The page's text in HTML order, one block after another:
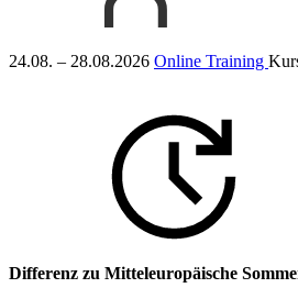
24.08. – 28.08.2026 Online Training
Differenz zu Mitteleuropäische